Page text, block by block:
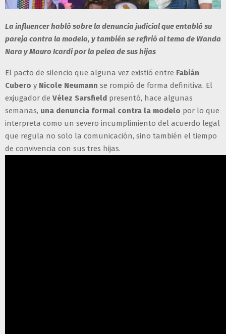
La influencer habló sobre la denuncia judicial que entabló su
pareja contra la modelo, y también se refirió al tema de Wanda
Nara y Mauro Icardi por la pelea de sus hijas
El pacto de silencio que alguna vez existió entre Fabián
Cubero y Nicole Neumann se rompió de forma definitiva. El
exjugador de Vélez Sarsfield presentó, hace algunas
semanas, una denuncia formal contra la modelo por lo que
interpreta como un severo incumplimiento del acuerdo legal
que regula no solo la comunicación, sino también el tiempo
de convivencia con sus tres hijas.